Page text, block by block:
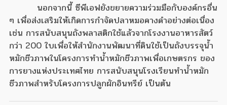
นอกจากนี้ ซีพีเอฟยังขยายความร่วมมือกับองค์กรอื่น
ๆ เพื่อส่งเสริมให้เกิดการกำจัดปลาหมอคางดำอย่างต่อเนื่อง
เช่น การสนับสนุนถังพลาสติกใช้แล้วจากโรงงานอาหารสัตว์
กว่า 200 ใบเพื่อให้สำนักงานพัฒนาที่ดินใช้เป็นถังบรรจุน้ำ
หมักชีวภาพในโครงการทำน้ำหมักชีวภาพเพื่อเกษตรกร ของ
การยางแห่งประเทศไทย การสนับสนุนโรงเรียนทำน้ำหมัก
ชีวภาพสำหรับโครงการปลูกผักอินทรีย์ เป็นต้น